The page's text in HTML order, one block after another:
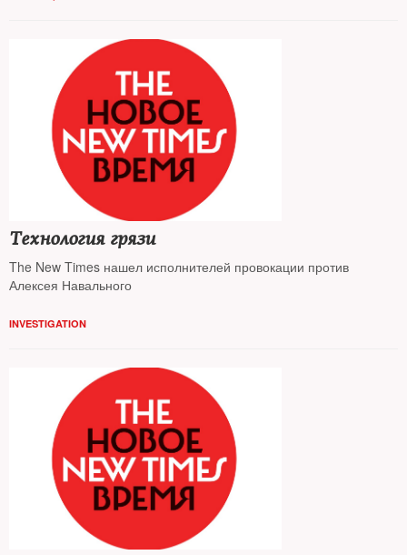
Технология грязи
The New Times нашел исполнителей провокации против
Алексея Навального
INVESTIGATION